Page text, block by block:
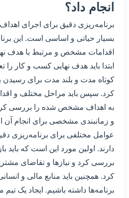
انجام داد؟
برنامه‌ریزی دقیق برای اجرای
بسیار حیاتی و اساسی است. این
اقدامات مشخص و مرتبط با هدف
ابتدا باید هدف نهایی کسب و کار
کوتاه مدت و بلند مدت برای رسیدن
کرد. سپس باید مراحل مختلف و
به اهداف مشخص شده را بررسی کرد
و زمانبندی مشخصی برای انجام آن
عوامل مختلفی برای برنامه‌ریزی
دارند. اولین مورد این است که باید
بررسی کرد و نیازها و تقاضای
کرد. همچنین باید منابع مالی و
برنامه‌ها داشته باشیم. ایجاد یک